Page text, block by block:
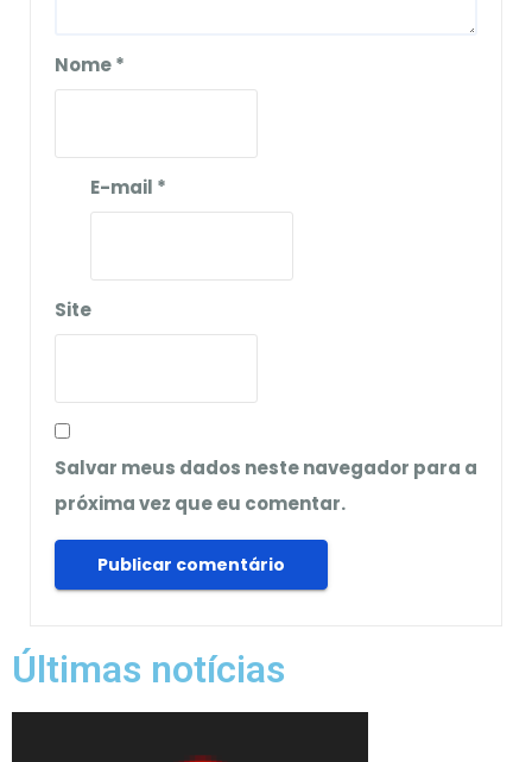
Nome*
E-mail *
Site
Salvar meus dados neste navegador para a
próxima vez que eu comentar.
Últimas notícias